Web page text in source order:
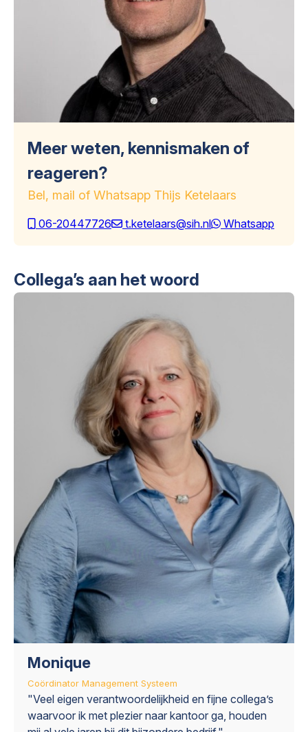
Meer weten, kennismaken of
reageren?
Bel, mail of Whatsapp Thijs Ketelaars
06-20447726 t.ketelaars@sih.nl Whatsapp
Collega’s aan het woord
Monique
Coördinator Management Systeem
"Veel eigen verantwoordelijkheid en fijne collega’s
waarvoor ik met plezier naar kantoor ga, houden